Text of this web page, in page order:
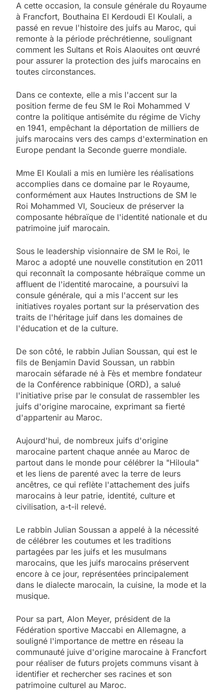
A cette occasion, la consule générale du Royaume
à Francfort, Bouthaina El Kerdoudi El Koulali, a
passé en revue l'histoire des juifs au Maroc, qui
remonte à la période préchrétienne, soulignant
comment les Sultans et Rois Alaouites ont œuvré
pour assurer la protection des juifs marocains en
toutes circonstances.
Dans ce contexte, elle a mis l'accent sur la
position ferme de feu SM le Roi Mohammed V
contre la politique antisémite du régime de Vichy
en 1941, empêchant la déportation de milliers de
juifs marocains vers des camps d'extermination en
Europe pendant la Seconde guerre mondiale.
Mme El Koulali a mis en lumière les réalisations
accomplies dans ce domaine par le Royaume,
conformément aux Hautes Instructions de SM le
Roi Mohammed VI, Soucieux de préserver la
composante hébraïque de l'identité nationale et du
patrimoine juif marocain.
Sous le leadership visionnaire de SM le Roi, le
Maroc a adopté une nouvelle constitution en 2011
qui reconnaît la composante hébraïque comme un
affluent de l'identité marocaine, a poursuivi la
consule générale, qui a mis l'accent sur les
initiatives royales portant sur la préservation des
traits de l'héritage juif dans les domaines de
l'éducation et de la culture.
De son côté, le rabbin Julian Soussan, qui est le
fils de Benjamin David Soussan, un rabbin
marocain séfarade né à Fès et membre fondateur
de la Conférence rabbinique (ORD), a salué
l'initiative prise par le consulat de rassembler les
juifs d'origine marocaine, exprimant sa fierté
d'appartenir au Maroc.
Aujourd'hui, de nombreux juifs d'origine
marocaine partent chaque année au Maroc de
partout dans le monde pour célébrer la "Hiloula"
et les liens de parenté avec la terre de leurs
ancêtres, ce qui reflète l'attachement des juifs
marocains à leur patrie, identité, culture et
civilisation, a-t-il relevé.
Le rabbin Julian Soussan a appelé à la nécessité
de célébrer les coutumes et les traditions
partagées par les juifs et les musulmans
marocains, que les juifs marocains préservent
encore à ce jour, représentées principalement
dans le dialecte marocain, la cuisine, la mode et la
musique.
Pour sa part, Alon Meyer, président de la
Fédération sportive Maccabi en Allemagne, a
souligné l'importance de mettre en réseau la
communauté juive d'origine marocaine à Francfort
pour réaliser de futurs projets communs visant à
identifier et rechercher ses racines et son
patrimoine culturel au Maroc.